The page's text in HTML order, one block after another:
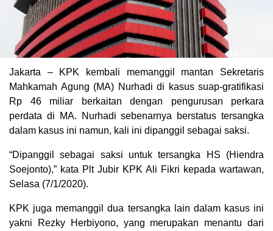
Jakarta – KPK kembali memanggil mantan Sekretaris
Mahkamah Agung (MA) Nurhadi di kasus suap-gratifikasi
Rp 46 miliar berkaitan dengan pengurusan perkara
perdata di MA. Nurhadi sebenarnya berstatus tersangka
dalam kasus ini namun, kali ini dipanggil sebagai saksi.
“Dipanggil sebagai saksi untuk tersangka HS (Hiendra
Soejonto),” kata Plt Jubir KPK Ali Fikri kepada wartawan,
Selasa (7/1/2020).
KPK juga memanggil dua tersangka lain dalam kasus ini
yakni Rezky Herbiyono, yang merupakan menantu dari